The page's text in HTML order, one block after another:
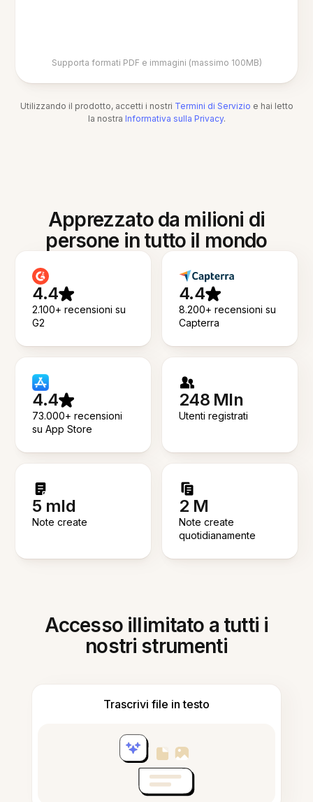
Supporta formati PDF e immagini (massimo 100MB)
Utilizzando il prodotto, accetti i nostri Termini di Servizio e hai letto
la nostra Informativa sulla Privacy.
Apprezzato da milioni di
persone in tutto il mondo
4.4
2.100+ recensioni su
G2
4.4
8.200+ recensioni su
Capterra
4.4
73.000+ recensioni
su App Store
248 Mln
Utenti registrati
5 mld
Note create
2 M
Note create
quotidianamente
Accesso illimitato a tutti i
nostri strumenti
Trascrivi file in testo